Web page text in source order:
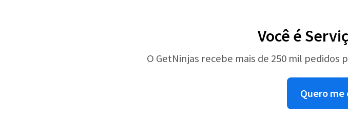
Você é
O GetNinjas recebe mais de 250 mil
Quero